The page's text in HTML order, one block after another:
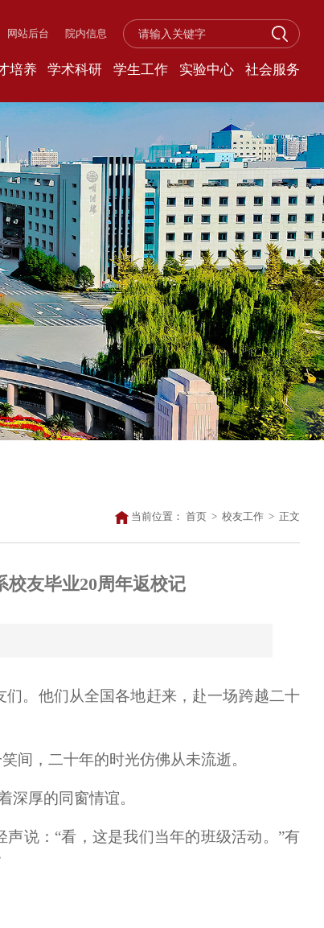
网站后台 院内信息
培养 学术科研 学生工作 实验中心 社会服务
当前位置： 首页 > 校友工作 > 正文
友毕业20周年返校记
。他们从全国各地赶来，赴一场跨越二十
间，二十年的时光仿佛从未流逝。
深厚的同窗情谊。
说：“看，这是我们当年的班级活动。”有